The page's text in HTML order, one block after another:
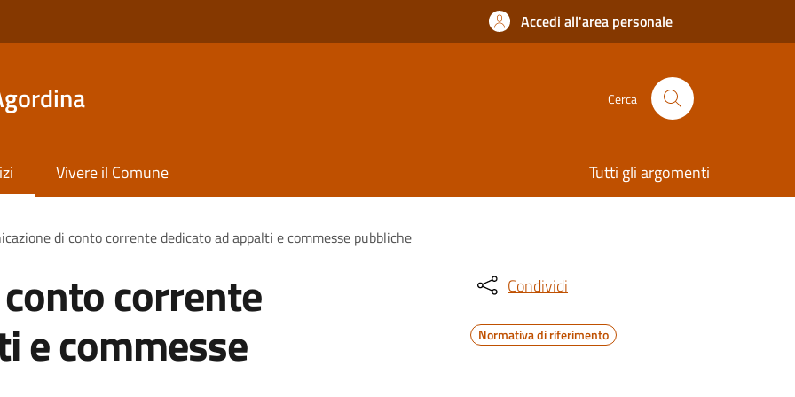
Accedi all'area personale
Cerca
Vivere il Comune Tutti gli argomenti
di conto corrente dedicato ad appalti e commesse pubbliche
corrente
e commesse
Condividi
Normativa di riferimento